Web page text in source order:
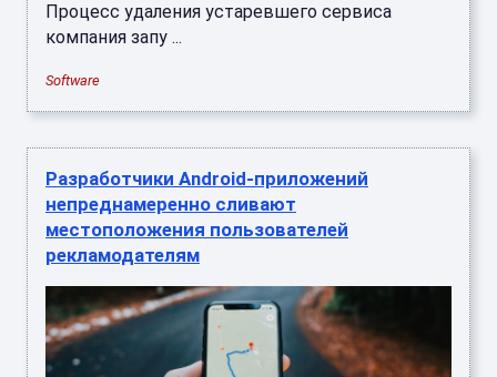
Процесс удаления устаревшего сервиса
компания запу ...
Software
Разработчики Android-приложений
непреднамеренно сливают
местоположения пользователей
рекламодателям